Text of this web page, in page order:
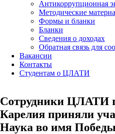
Антикоррупционная
Методические
Формы и бланки
Бланки
Сведения о доходах
Обратная связь для
Вакансии
Контакты
Студентам о ЦЛАТИ
Сотрудники ЦЛАТИ
Карелия приняли
Наука во имя Победы